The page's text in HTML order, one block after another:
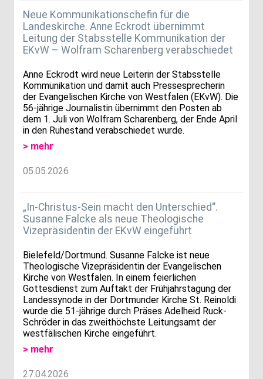
Neue Kommunikationschefin für die
Landeskirche. Anne Eckrodt übernimmt
Leitung der Stabsstelle Kommunikation der
EKvW – Wolfram Scharenberg verabschiedet
Anne Eckrodt wird neue Leiterin der Stabsstelle
Kommunikation und damit auch Pressesprecherin
der Evangelischen Kirche von Westfalen (EKvW). Die
56-jährige Journalistin übernimmt den Posten ab
dem 1. Juli von Wolfram Scharenberg, der Ende April
in den Ruhestand verabschiedet wurde.
> mehr
05.05.2026
„In-Christus-Sein macht den Unterschied“.
Susanne Falcke als neue Theologische
Vizepräsidentin der EKvW eingeführt
Bielefeld/Dortmund. Susanne Falcke ist neue
Theologische Vizepräsidentin der Evangelischen
Kirche von Westfalen. In einem feierlichen
Gottesdienst zum Auftakt der Frühjahrstagung der
Landessynode in der Dortmunder Kirche St. Reinoldi
wurde die 51-jährige durch Präses Adelheid Ruck-
Schröder in das zweithöchste Leitungsamt der
westfälischen Kirche eingeführt.
> mehr
27.04.2026